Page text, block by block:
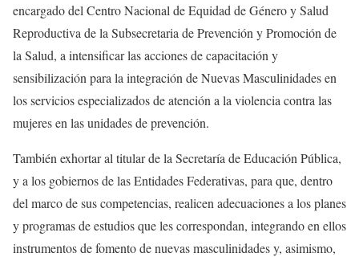
encargado del Centro Nacional de Equidad de Género y Salud
Reproductiva de la Subsecretaria de Prevención y Promoción de
la Salud, a intensificar las acciones de capacitación y
sensibilización para la integración de Nuevas Masculinidades en
los servicios especializados de atención a la violencia contra las
mujeres en las unidades de prevención.
También exhortar al titular de la Secretaría de Educación Pública,
y a los gobiernos de las Entidades Federativas, para que, dentro
del marco de sus competencias, realicen adecuaciones a los planes
y programas de estudios que les correspondan, integrando en ellos
instrumentos de fomento de nuevas masculinidades y, asimismo,